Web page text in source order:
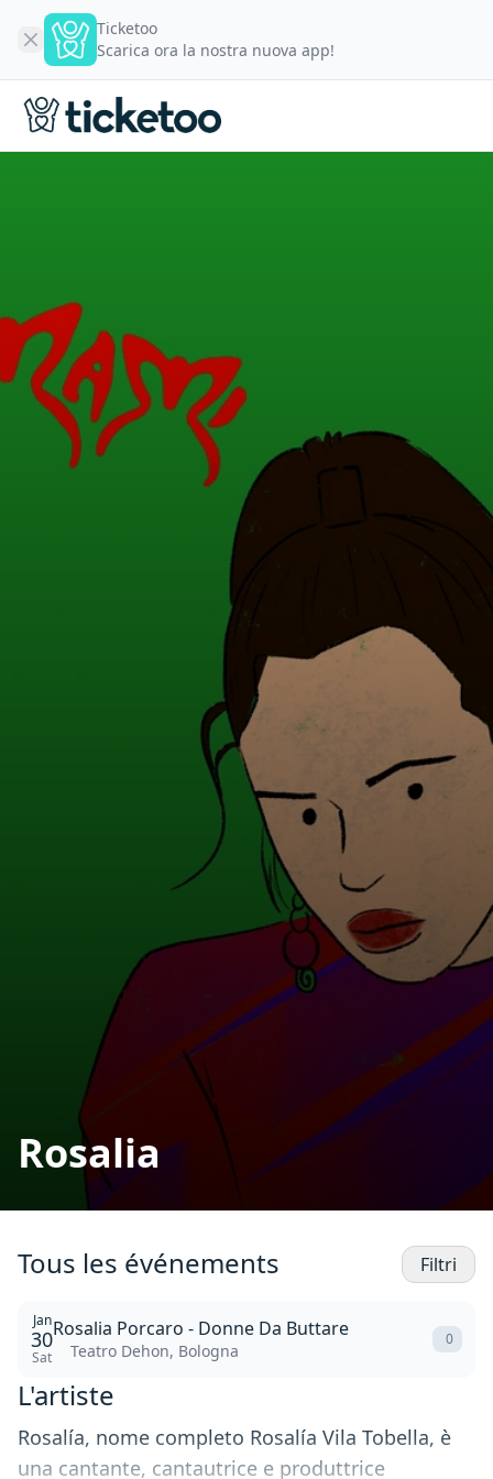
Ticketoo
Scarica ora la nostra nuova app!
Rosalia
Tous les événements Filtri
Jan
30
Sat
Rosalia Porcaro - Donne Da Buttare
Teatro Dehon, Bologna
0
L'artiste
Rosalía, nome completo Rosalía Vila Tobella, è
una cantante, cantautrice e produttrice